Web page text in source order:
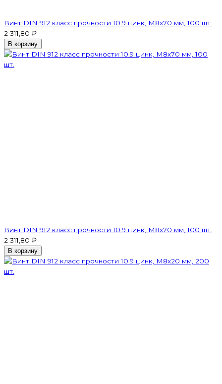
Винт DIN 912 класс прочности 10.9 цинк, М8х70 мм, 100 шт.
2 311,80 ₽
В корзину
Винт DIN 912 класс прочности 10.9 цинк, М8х70 мм, 100 шт.
2 311,80 ₽
В корзину